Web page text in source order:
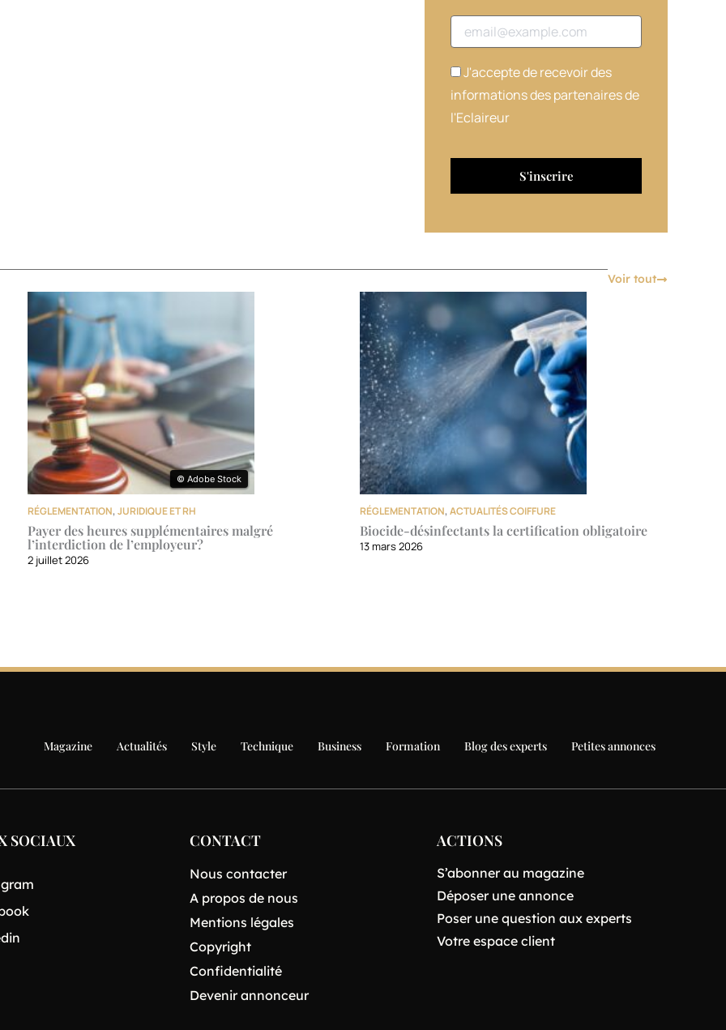
Adresse email
J'accepte de recevoir des
informations des partenaires de
l'Eclaireur
Voir tout
© Adobe Stock
© Adobe Stock
RÉGLEMENTATION,JURIDIQUE ET RH
Payer des heures supplémentaires malgré
l’interdiction de l’employeur?
2 juillet 2026
RÉGLEMENTATION,ACTUALITÉS COIFFURE
Biocide-désinfectants la certification obligatoire
13 mars 2026
Magazine Actualités Style Technique Business Formation Blog des experts Petites annonces
SOCIAUX CONTACT
Nous contacter
A propos de nous
Mentions légales
Copyright
Confidentialité
Devenir annonceur
ACTIONS
S’abonner au magazine
Déposer une annonce
Poser une question aux experts
Votre espace client